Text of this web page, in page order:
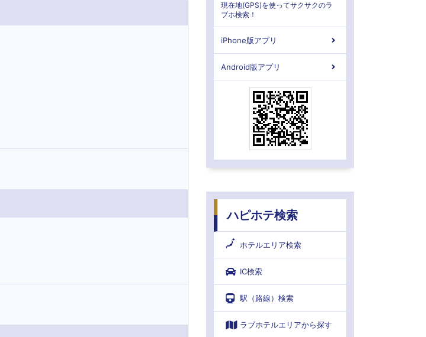
現在地(GPS)を使ってサクサクのラ
ブホ検索！
iPhone版アプリ
Android版アプリ
ハピホテ検索
ホテルエリア検索
IC検索
駅（路線）検索
ラブホテルエリアから探す